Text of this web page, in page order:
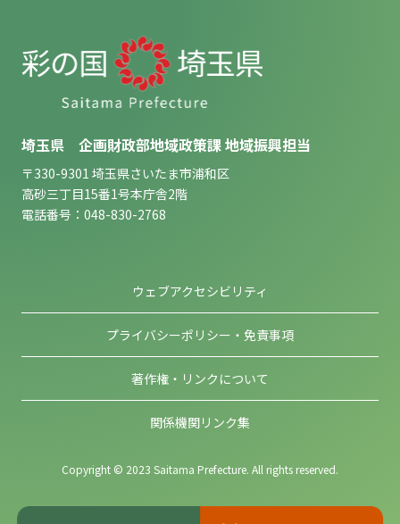
埼玉県 企画財政部地域政策課 地域振興担当
〒330-9301 埼玉県さいたま市浦和区
高砂三丁目15番1号本庁舎2階
電話番号：048-830-2768
ウェブアクセシビリティ
プライバシーポリシー・免責事項
著作権・リンクについて
関係機関リンク集
Copyright © 2023 Saitama Prefecture. All rights reserved.